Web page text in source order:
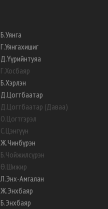
Б.Уянга
Г.Уянгахишиг
Д.Үүрийнтуяа
Г.Хосбаяр
Б.Хэрлэн
Д.Цогтбаатар
Д.Цогтбаатар (Даваа)
О.Цогтгэрэл
С.Цэнгүүн
Ж.Чинбүрэн
Б.Чойжилсүрэн
Ө.Шижир
Л.Энх-Амгалан
Ж.Энхбаяр
Б.Энхбаяр